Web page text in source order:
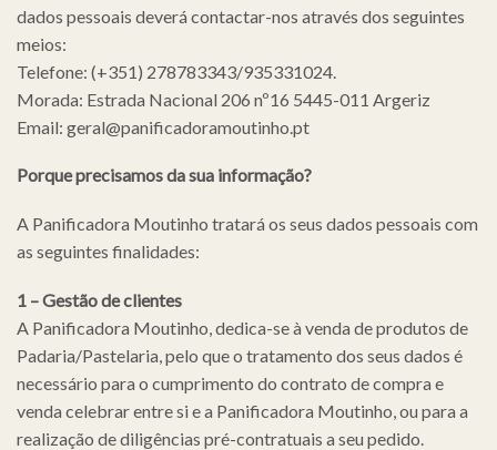
dados pessoais deverá contactar-nos através dos seguintes
meios:
Telefone: (+351) 278783343/935331024.
Morada: Estrada Nacional 206 nº16 5445-011 Argeriz
Email: geral@panificadoramoutinho.pt
Porque precisamos da sua informação?
A Panificadora Moutinho tratará os seus dados pessoais com
as seguintes finalidades:
1 – Gestão de clientes
A Panificadora Moutinho, dedica-se à venda de produtos de
Padaria/Pastelaria, pelo que o tratamento dos seus dados é
necessário para o cumprimento do contrato de compra e
venda celebrar entre si e a Panificadora Moutinho, ou para a
realização de diligências pré-contratuais a seu pedido.